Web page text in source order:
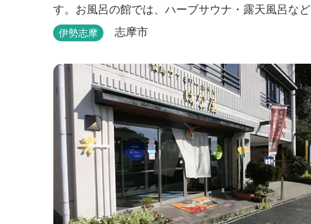
す。お風呂の館では、ハーブサウナ・露天風呂など
色々なお風呂が楽しめます。近鉄賢島駅から歩いて5
伊勢志摩 志摩市